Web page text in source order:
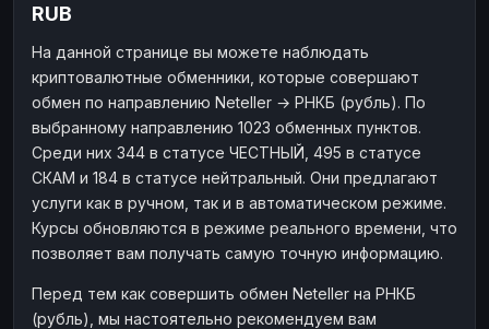
ВТБ
Т-Банк RUB Т-Банк
ДЕНЕЖНЫЕ ПЕРЕВОДЫ
ЗК USD
WU
ЗК
НАЛИЧНЫЕ ДЕНЬГИ
Наличные RUB
Наличные
Наличные
RUB
На данной странице вы можете наблюдать
криптовалютные обменники, которые совершают
обмен по направлению Neteller → РНКБ (рубль). По
выбранному направлению 1023 обменных пунктов.
Среди них 344 в статусе ЧЕСТНЫЙ, 495 в статусе
СКАМ и 184 в статусе нейтральный. Они предлагают
услуги как в ручном, так и в автоматическом режиме.
Курсы обновляются в режиме реального времени, что
позволяет вам получать самую точную информацию.
Перед тем как совершить обмен Neteller на РНКБ
(рубль), мы настоятельно рекомендуем вам